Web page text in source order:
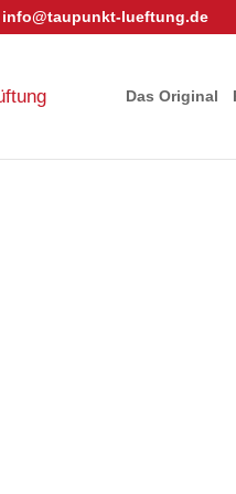
info@taupunkt-lueftung.de
Das Original